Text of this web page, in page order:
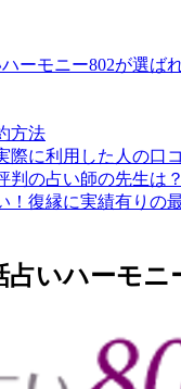
ーモニー802が選ば
方法
際に利用した人の口
判の占い師の先生は？
！復縁に実績有りの
いハーモニ